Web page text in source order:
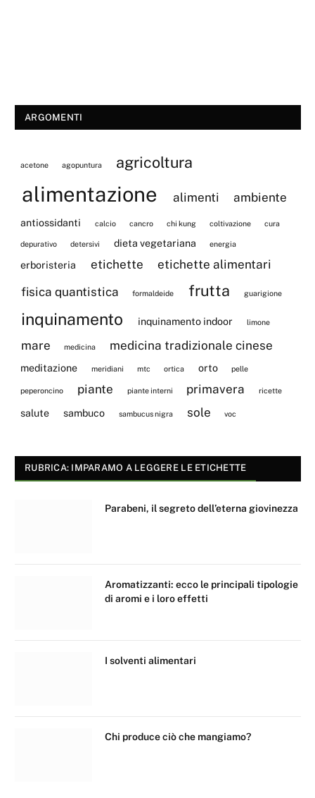
ARGOMENTI
acetone agopuntura agricoltura
alimentazione alimenti ambiente
antiossidanti calcio cancro chi kung coltivazione cura
depurativo detersivi dieta vegetariana energia
erboristeria etichette
etichette alimentari
fisica quantistica
formaldeide frutta guarigione
inquinamento inquinamento indoor limone
mare medicina medicina tradizionale cinese
meditazione meridiani mtc ortica orto pelle
peperoncino piante piante interni primavera ricette
salute sambuco sambucus nigra sole voc
RUBRICA: IMPARAMO A LEGGERE LE ETICHETTE
Parabeni, il segreto dell’eterna giovinezza
Aromatizzanti: ecco le principali tipologie
di aromi e i loro effetti
I solventi alimentari
Chi produce ciò che mangiamo?